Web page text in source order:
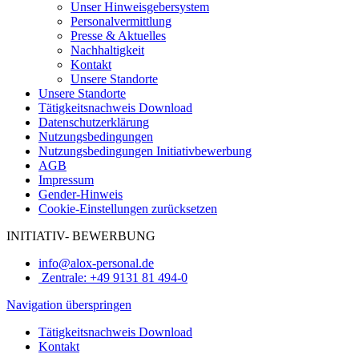
Unser Hinweisgebersystem
Personalvermittlung
Presse & Aktuelles
Nachhaltigkeit
Kontakt
Unsere Standorte
Unsere Standorte
Tätigkeitsnachweis Download
Datenschutzerklärung
Nutzungsbedingungen
Nutzungsbedingungen Initiativbewerbung
AGB
Impressum
Gender-Hinweis
Cookie-Einstellungen zurücksetzen
INITIATIV- BEWERBUNG
info@alox-personal.de
Zentrale: +49 9131 81 494-0
Navigation überspringen
Tätigkeitsnachweis Download
Kontakt